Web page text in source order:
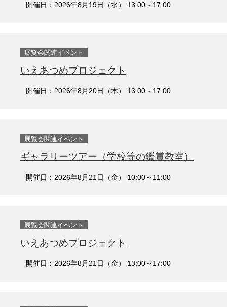
開催日：2026年8月19日（水） 13:00～17:00
展覧会関連イベント
いえあつめプロジェクト
開催日：2026年8月20日（木） 13:00～17:00
展覧会関連イベント
ギャラリーツアー（学校等の鑑賞教室）
開催日：2026年8月21日（金） 10:00～11:00
展覧会関連イベント
いえあつめプロジェクト
開催日：2026年8月21日（金） 13:00～17:00